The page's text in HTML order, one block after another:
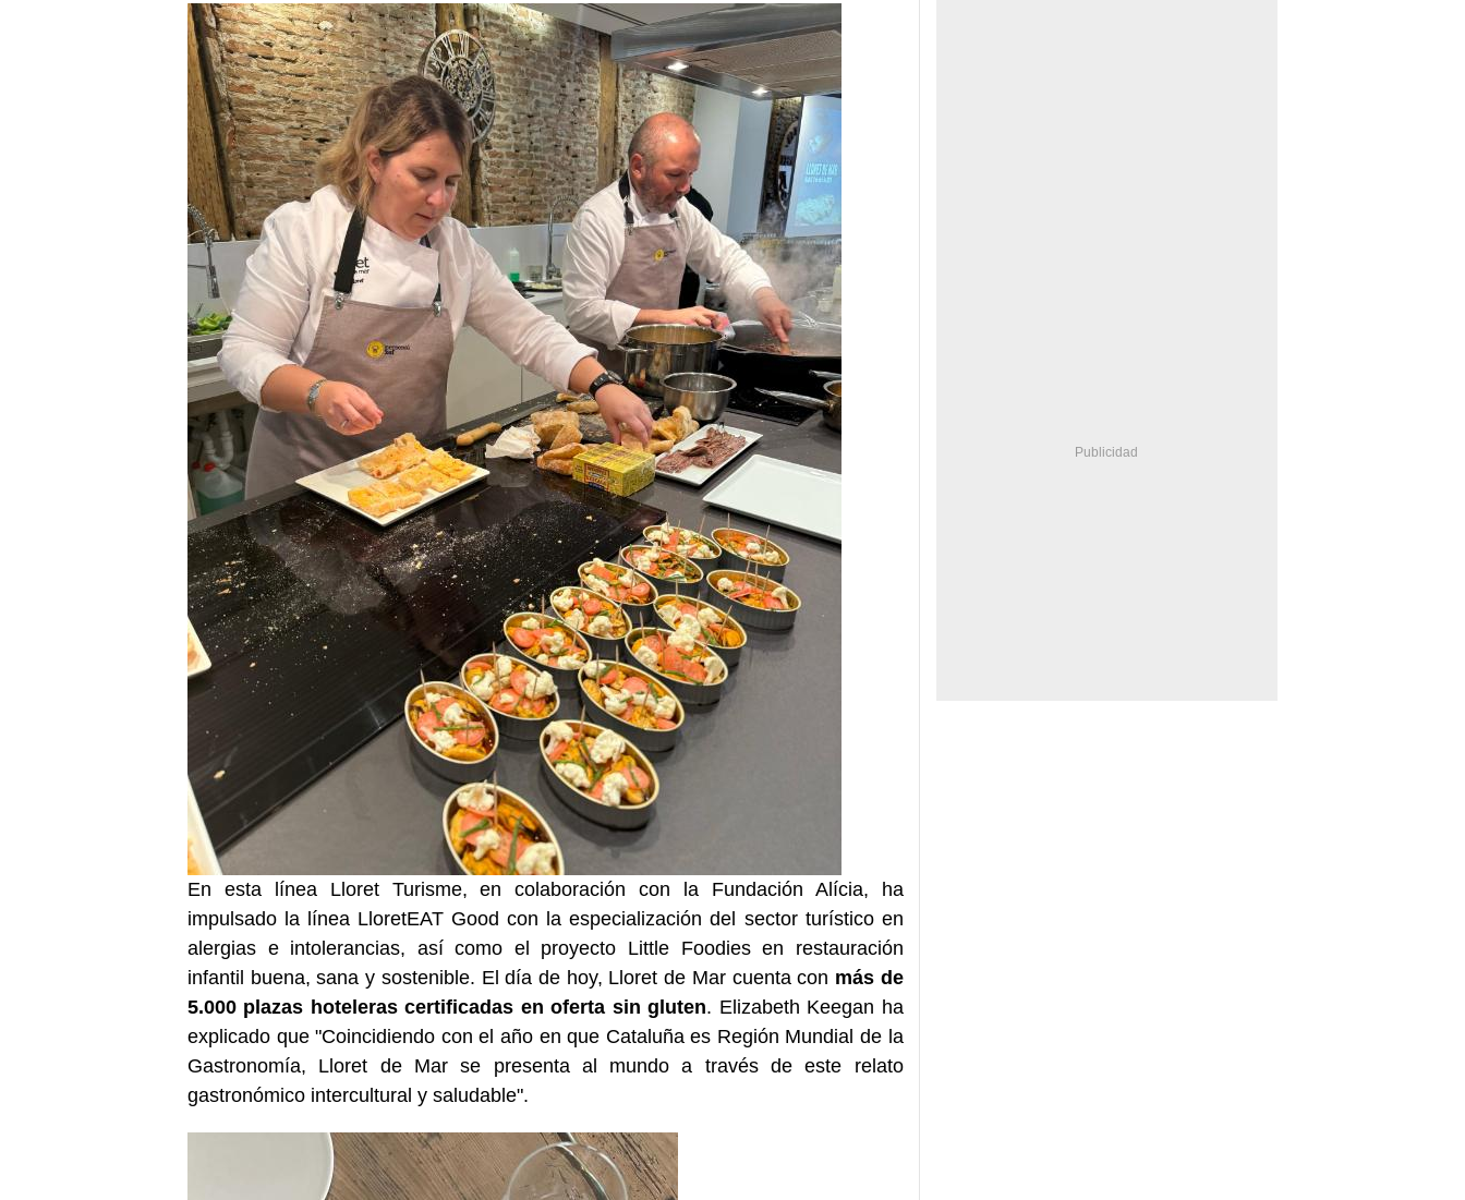
En esta línea Lloret Turisme, en colaboración con la Fundación Alícia, ha
impulsado la línea LloretEAT Good con la especialización del sector turístico en
alergias e intolerancias, así como el proyecto Little Foodies en restauración
infantil buena, sana y sostenible. El día de hoy, Lloret de Mar cuenta con más de
5.000 plazas hoteleras certificadas en oferta sin gluten. Elizabeth Keegan ha
explicado que "Coincidiendo con el año en que Cataluña es Región Mundial de la
Gastronomía, Lloret de Mar se presenta al mundo a través de este relato
gastronómico intercultural y saludable".